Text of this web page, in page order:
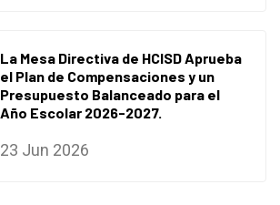
La Mesa Directiva de HCISD Aprueba
el Plan de Compensaciones y un
Presupuesto Balanceado para el
Año Escolar 2026-2027.
23 Jun 2026